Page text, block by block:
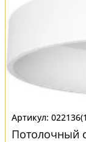
Потолочный